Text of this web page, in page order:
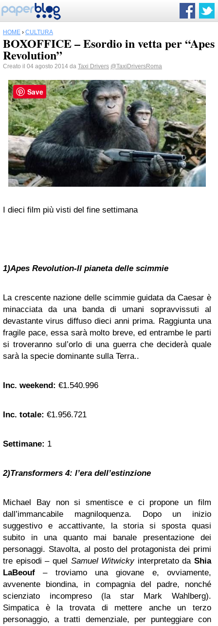
HOME › CULTURA
BOXOFFICE – Esordio in vetta per “Apes
Revolution”
Creato il 04 agosto 2014 da Taxi Drivers @TaxiDriversRoma
I dieci film più visti del fine settimana
1)Apes Revolution-Il pianeta delle scimmie
La crescente nazione delle scimmie guidata da Caesar è
minacciata da una banda di umani sopravvissuti al
devastante virus diffuso dieci anni prima. Raggiunta una
fragile pace, essa sarà molto breve, ed entrambe le parti
si troveranno sul’orlo di una guerra che deciderà quale
sarà la specie dominante sulla Terra..
Inc. weekend: €1.540.996
Inc. totale: €1.956.721
Settimane: 1
2)Transformers 4: l’era dell’estinzione
Michael Bay non si smentisce e ci propone un film
dall’immancabile magniloquenza. Dopo un inizio
suggestivo e accattivante, la storia si sposta quasi
subito in una quanto mai banale presentazione dei
personaggi. Stavolta, al posto del protagonista dei primi
tre episodi – quel Samuel Witwickyinterpretato da Shia
LaBeouf – troviamo una giovane e, ovviamente,
avvenente biondina, in compagnia del padre, nonché
scienziato incompreso (la star Mark Wahlberg).
Simpatica è la trovata di mettere anche un terzo
personaggio, a tratti demenziale, per punteggiare con
Save